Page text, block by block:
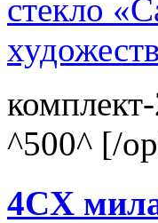
^500^ [/
4CХ